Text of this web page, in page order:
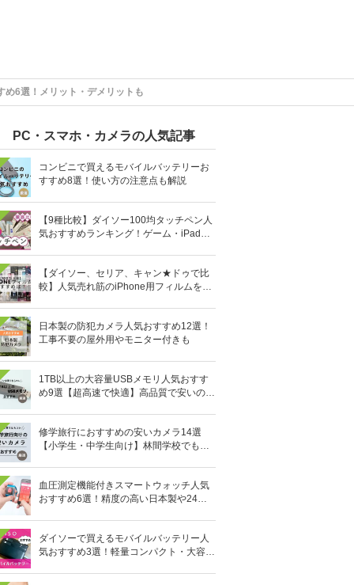
め6選！メリット・デメリットも
PC・スマホ・カメラの人気記事
コンビニで買えるモバイルバッテリーお
すすめ8選！使い方の注意点も解説
【9種比較】ダイソー100均タッチペン人
気おすすめランキング！ゲーム・iPad向
【ダイソー、セリア、キャン★ドゥで比
較】人気売れ筋のiPhone用フィルムを10
日本製の防犯カメラ人気おすすめ12選！
工事不要の屋外用やモニター付きも
1TB以上の大容量USBメモリ人気おすす
め9選【超高速で快適】高品質で安いのは
修学旅行におすすめの安いカメラ14選
【小学生・中学生向け】林間学校でも活
血圧測定機能付きスマートウォッチ人気
おすすめ6選！精度の高い日本製や24時
ダイソーで買えるモバイルバッテリー人
気おすすめ3選！軽量コンパクト・大容量